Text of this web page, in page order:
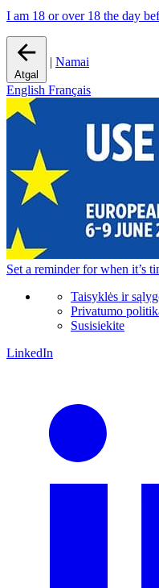
I am 18 or over 18 the day
Atgal
| Namai
English Français
Set a reminderfor when it’s
Taisyklės ir
Privatumo
Susisiekite
LinkedIn